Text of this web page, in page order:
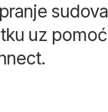
sudova
uz pomoć